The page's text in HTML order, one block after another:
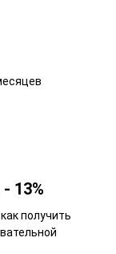
13%
получить